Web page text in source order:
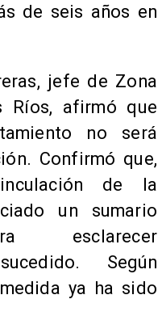
de seis años en
jefe de Zona
Ríos, afirmó que
no será
Confirmó que,
de la
un sumario
esclarecer
Según
ya ha sido